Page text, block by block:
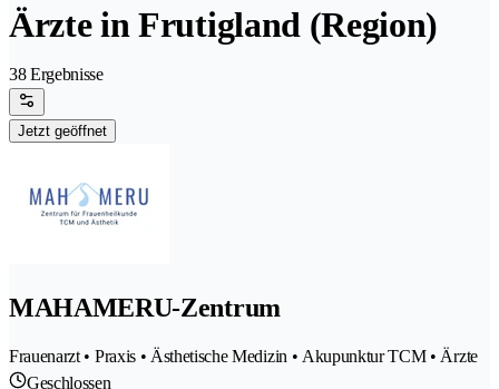
Ärzte in Frutigland (Region)
38 Ergebnisse
Jetzt geöffnet
MAHAMERU-Zentrum
Frauenarzt • Praxis • Ästhetische Medizin • Akupunktur TCM • Ärzte
Geschlossen